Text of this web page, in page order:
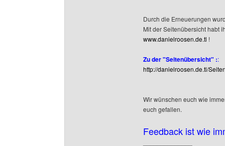
Durch die Erneuerungen
Mit der Seitenübersicht habt
www.danielroosen.de.tl !
Zu der "Seitenübersicht" ::
http://danielroosen.de.tl/
Wir wünschen euch wie
euch gefallen.
Feedback ist wie